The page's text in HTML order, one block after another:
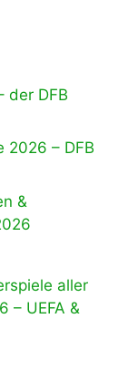
der DFB
2026 – DFB
&
aller
– UEFA &